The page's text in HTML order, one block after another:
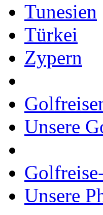
Tunesien
Türkei
Zypern
Unsere
Unsere